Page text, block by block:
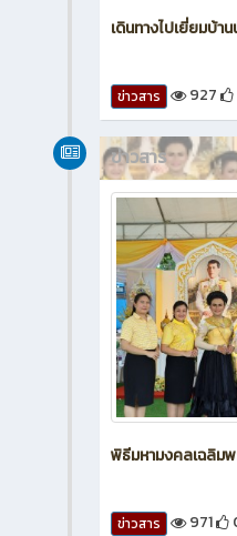
เดินทางไปเยี่ยมบ้า
ข่าวสาร 927
ข่าวสาร
พิธีมหามงคลเฉลิม
ข่าวสาร 971